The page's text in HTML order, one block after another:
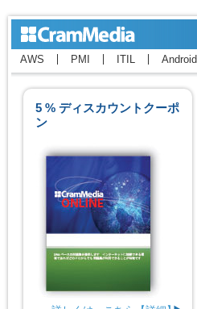
AWS PMI ITIL Android
5 % ディスカウントクーポ
ン